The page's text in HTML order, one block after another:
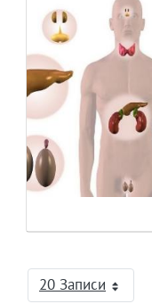
20 ЗаписиНа страницу